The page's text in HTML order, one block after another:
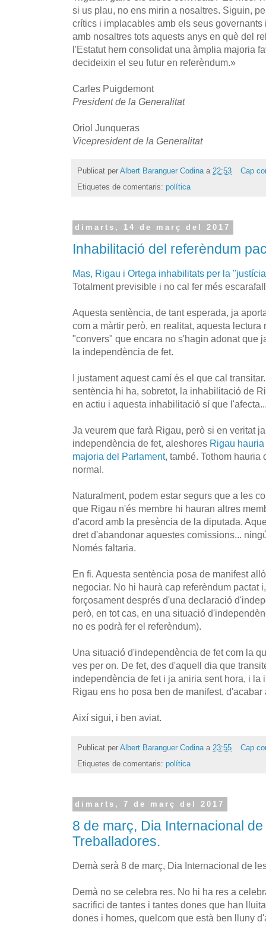
si us plau, no ens mirin a nosaltres. Siguin,
crítics i implacables amb els seus
amb nosaltres tots aquests anys en què del
l'Estatut hem consolidat una àmplia majoria
decideixin el seu futur en referèndum.»
Carles Puigdemont
President de la Generalitat
Oriol Junqueras
Vicepresident de la Generalitat
Publicat per Albert Baranguer Codina a 22:53
Cap
Etiquetes de comentaris: política
dimarts, 14 de març del 2017
Inhabilitació del referèndum
Mas, Rigau i Ortega inhabilitats per la
Totalment previsible i no cal fer més
Aquesta sentència, de tant esperada, ja
com a màrtir però, en realitat, aquesta lectura
"convers" que encara no s'hagin adonat que
la independència de fet.
I justament aquest camí és el que cal
sentència hi ha, sobretot, la inhabilitació de
en actiu i aquesta inhabilitació sí que
Ja veurem que farà Rigau, però si en veritat
independència de fet, aleshores Rigau
majoria del Parlament, també. Tothom hauria
normal.
Naturalment, podem estar segurs que a les
que Rigau n'és membre hi hauran altres
d'acord amb la presència de la diputada.
dret d'abandonar aquestes comissions...
Només faltaria.
En fi. Aquesta sentència posa de manifest
negociar. No hi haurà cap referèndum pactat
forçosament després d'una declaració
però, en tot cas, en una situació
no es podrà fer el referèndum).
Una situació d'independència de fet com la
ves per on. De fet, des d'aquell dia que
independència de fet i ja aniria sent hora, i la
Rigau ens ho posa ben de manifest,
Així sigui, i ben aviat.
Publicat per Albert Baranguer Codina a 23:55
Cap
Etiquetes de comentaris: política
dimarts, 7 de març del 2017
8 de març, Dia Internacional
Treballadores.
Demà serà 8 de març, Dia Internacional de
Demà no se celebra res. No hi ha res a
sacrifici de tantes i tantes dones que han
dones i homes, quelcom que està ben lluny